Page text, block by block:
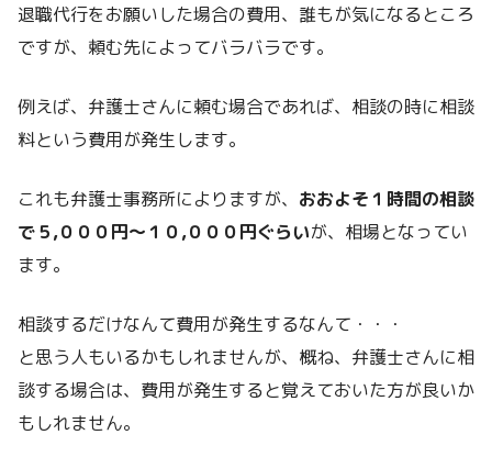
退職代行をお願いした場合の費用、誰もが気になるところ
ですが、頼む先によってバラバラです。
例えば、弁護士さんに頼む場合であれば、相談の時に相談
料という費用が発生します。
これも弁護士事務所によりますが、 おおよそ１時間の相談
で５,０００円～１０,０００円ぐらいが、相場となってい
ます。
相談するだけなんて費用が発生するなんて・・・
と思う人もいるかもしれませんが、概ね、弁護士さんに相
談する場合は、費用が発生すると覚えておいた方が良いか
もしれません。